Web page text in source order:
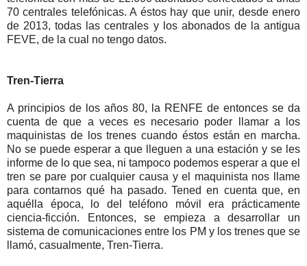
70 centrales telefónicas. A éstos hay que unir, desde enero
de 2013, todas las centrales y los abonados de la antigua
FEVE, de la cual no tengo datos.
Tren-Tierra
A principios de los años 80, la RENFE de entonces se da
cuenta de que a veces es necesario poder llamar a los
maquinistas de los trenes cuando éstos están en marcha.
No se puede esperar a que lleguen a una estación y se les
informe de lo que sea, ni tampoco podemos esperar a que el
tren se pare por cualquier causa y el maquinista nos llame
para contarnos qué ha pasado. Tened en cuenta que, en
aquélla época, lo del teléfono móvil era prácticamente
ciencia-ficción. Entonces, se empieza a desarrollar un
sistema de comunicaciones entre los PM y los trenes que se
llamó, casualmente, Tren-Tierra.